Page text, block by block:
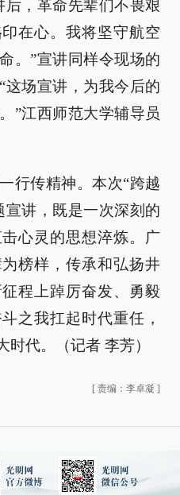
，革命先辈们不畏艰
在心。我将坚守航空
。”宣讲同样令现场的
场宣讲，为我今后的
”江西师范大学辅导员
行传精神。本次“跨越
宣讲，既是一次深刻的
心灵的思想淬炼。广
榜样，传承和弘扬井
程上踔厉奋发、勇毅
之我扛起时代重任，
代。（记者 李芳）
[ 责编：李卓凝 ]